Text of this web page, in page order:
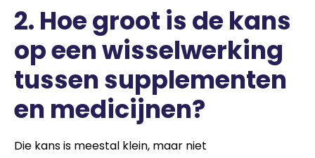
2. Hoe groot is de kans
op een wisselwerking
tussen supplementen
en medicijnen?
Die kans is meestal klein, maar niet